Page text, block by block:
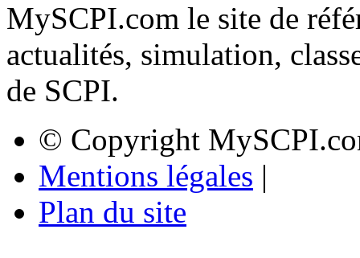
MySCPI.com le site de
actualités, simulation,
de SCPI.
© Copyright
Mentions légales |
Plan du site